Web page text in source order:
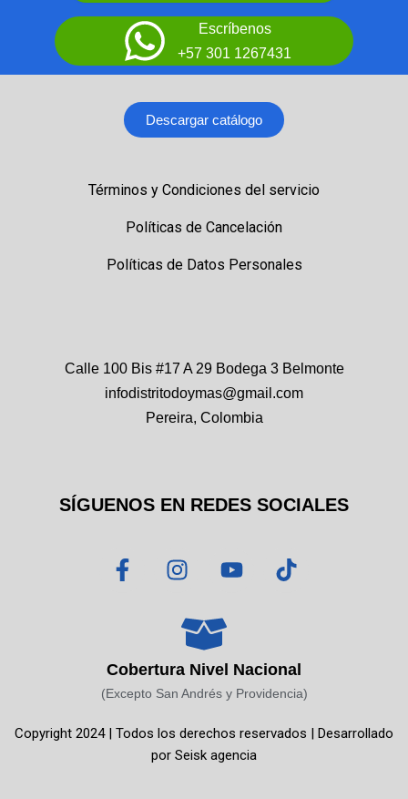
Escríbenos
+57 301 1267431
Descargar catálogo
Términos y Condiciones del servicio
Políticas de Cancelación
Políticas de Datos Personales
Calle 100 Bis #17 A 29 Bodega 3 Belmonte
infodistritodoymas@gmail.com
Pereira, Colombia
SÍGUENOS EN REDES SOCIALES
F
a
o
o
-
I
n
t
a
g
r
m
Y
o
b
e
T
i
k
Cobertura Nivel Nacional
(Excepto San Andrés y Providencia)
Copyright 2024 | Todos los derechos reservados | Desarrollado
por Seisk agencia